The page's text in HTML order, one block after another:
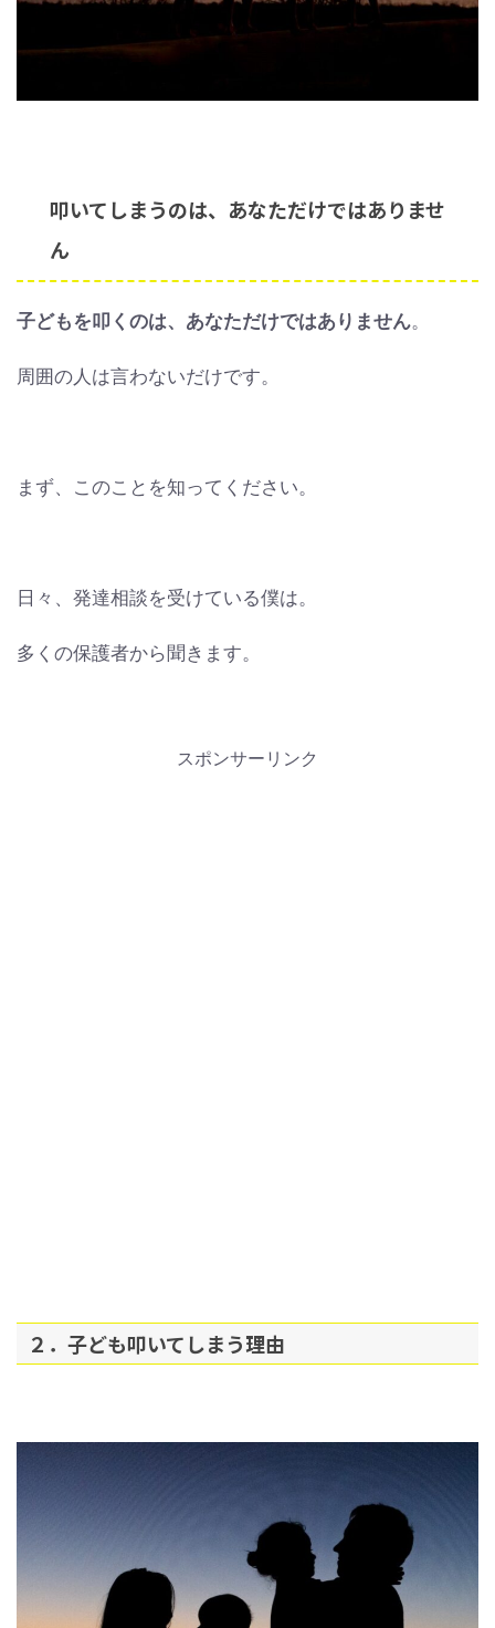
叩いてしまうのは、あなただけではありませ
ん
子どもを叩くのは、あなただけではありません。
周囲の人は言わないだけです。
まず、このことを知ってください。
日々、発達相談を受けている僕は。
多くの保護者から聞きます。
スポンサーリンク
２．子ども叩いてしまう理由